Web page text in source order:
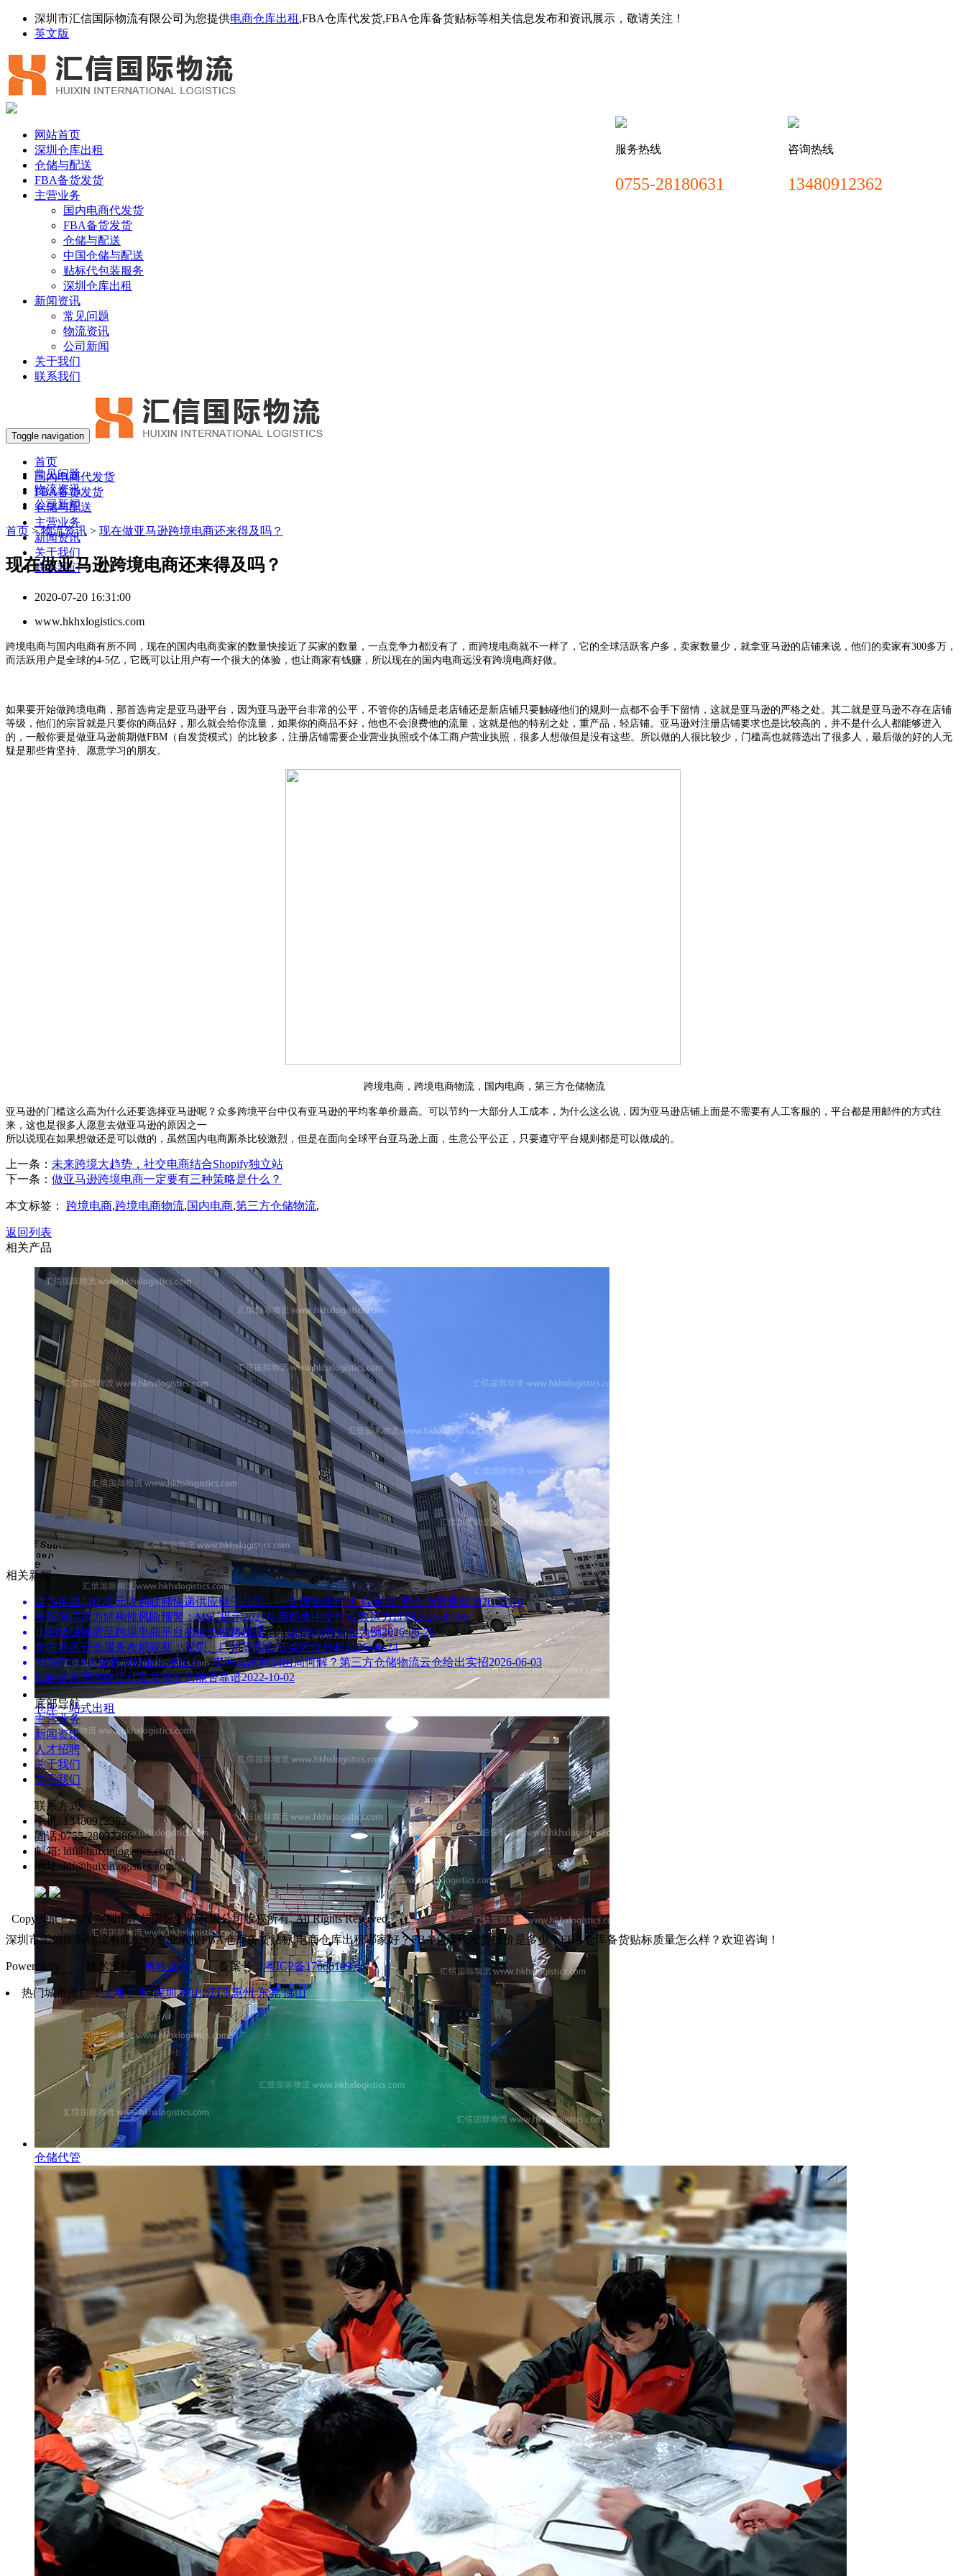
深圳市汇信国际物流有限公司为您提供电商仓库出租 ,FBA仓库代发货,FBA仓库备货贴标等相关信息发布和资讯展示，敬请关注！
英文版
咨询热线
13480912362
服务热线
0755-28180631
网站首页
深圳仓库出租
仓储与配送
FBA备货发货
主营业务
国内电商代发货
FBA备货发货
仓储与配送
中国仓储与配送
贴标代包装服务
深圳仓库出租
新闻资讯
常见问题
物流资讯
公司新闻
关于我们
联系我们
Toggle navigation
首页
国内电商代发货
FBA备货发货
仓储与配送
主营业务
新闻资讯
关于我们
联系我们
常见问题
物流资讯
公司新闻
首页 >物流资讯 > 现在做亚马逊跨境电商还来得及吗？
现在做亚马逊跨境电商还来得及吗？
2020-07-20 16:31:00
www.hkhxlogistics.com
跨境电商与国内电商有所不同，现在的国内电商卖家的数量快接近了买家的数量，一点竞争力都没有了，而跨境电商就不一样了，它的全球活跃客户多，卖家数量少，就拿亚马逊的店铺来说，他们的卖家有300多万，
而活跃用户是全球的4-5亿，它既可以让用户有一个很大的体验，也让商家有钱赚，所以现在的国内电商远没有跨境电商好做。
如果要开始做跨境电商，那首选肯定是亚马逊平台，因为亚马逊平台非常的公平，不管你的店铺是老店铺还是新店铺只要触碰他们的规则一点都不会手下留情，这就是亚马逊的严格之处。其二就是亚马逊不存在店铺
等级，他们的宗旨就是只要你的商品好，那么就会给你流量，如果你的商品不好，他也不会浪费他的流量，这就是他的特别之处，重产品，轻店铺。亚马逊对注册店铺要求也是比较高的，并不是什么人都能够进入
的，一般你要是做亚马逊前期做FBM（自发货模式）的比较多，注册店铺需要企业营业执照或个体工商户营业执照，很多人想做但是没有这些。所以做的人很比较少，门槛高也就筛选出了很多人，最后做的好的人无
疑是那些肯坚持、愿意学习的朋友。
跨境电商，跨境电商物流，国内电商，第三方仓储物流
亚马逊的门槛这么高为什么还要选择亚马逊呢？众多跨境平台中仅有亚马逊的平均客单价最高。可以节约一大部分人工成本，为什么这么说，因为亚马逊店铺上面是不需要有人工客服的，平台都是用邮件的方式往
来，这也是很多人愿意去做亚马逊的原因之一
所以说现在如果想做还是可以做的，虽然国内电商厮杀比较激烈，但是在面向全球平台亚马逊上面，生意公平公正，只要遵守平台规则都是可以做成的。
上一条： 未来跨境大趋势，社交电商结合Shopify独立站
下一条： 做亚马逊跨境电商一定要有三种策略是什么？
本文标签： 跨境电商,跨境电商物流,国内电商,第三方仓储物流,
返回列表
相关产品
仓库一站式出租
仓储代管
相关新闻
达飞集团14亿美元收购联邦快递供应链子公司——全球物流行业"端到端"整合趋势观察2026-07-16
全球海运运力结构性风险预警：MSC提示2027年新船集中交付或致运力过剩2026-07-06
1688货源铺货至跨境电商平台的物流链路梳理——以Ozon等平台为例2026-06-26
华南地区云仓服务布局观察：深圳、广州等核心节点区位分析2026-06-24
2026年618大促叠加行业合规压力，电商卖家利润困局何解？第三方仓储物流云仓给出实招2026-06-03
如何鉴别国内物流代发货批发商能否靠谱2022-10-02
底部导航
主营业务
新闻资讯
人才招聘
关于我们
关于我们
联系方式
手机: 13480912362
固话:0755-28037286
邮箱: ldf@huixinlogistics.com
地址: ldf@huixinlogistics.com
Copyright ? 2021 深圳市汇信国际物流有限公司版权所有. All Rights Reserved.
深圳市汇信国际物流有限公司专业承接FBA仓库备货贴标,电商仓库出租哪家好？FBA仓库代发货报价是多少？FBA仓库备货贴标质量怎么样？欢迎咨询！
Powered by 技术支持： 博雅立方备案号：粤ICP备17006109号
热门城市推广：上海 广州 深圳 中山 江门 惠州 东莞 佛山